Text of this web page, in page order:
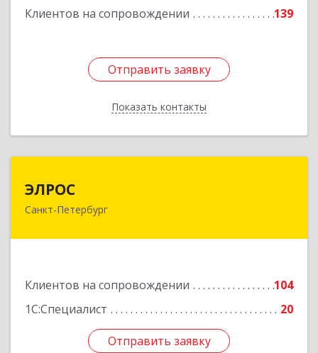
Клиентов на сопровождении 139
Отправить заявку
Показать контакты
Подробнее
Отправить заявку
Назад
ЭЛРОС
Санкт-Петербург
Клиентов на сопровождении
104
1С:Специалист
20
Отправить заявку
191024, Санкт-Петербург г, Тележная ул, дом №
Отправить заявку